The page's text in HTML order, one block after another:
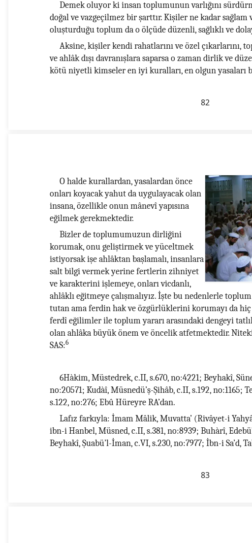
Demek oluyor ki insan toplumunun varlığını
doğal ve vazgeçilmez bir şarttır. Kişiler ne kadar sağlam
oluşturduğu toplum da o ölçüde düzenli, sağlıklı ve
Aksine, kişiler kendi rahatlarını ve özel çıkarlarını,
ve ahlâk dışı davranışlara saparsa o zaman dirlik ve
kötü niyetli kimseler en iyi kuralları, en olgun yasaları
82
O halde kurallardan, yasalardan önce
onları koyacak yahut da uygulayacak olan
insana, özellikle onun mânevî yapısına
eğilmek gerekmektedir.
Bizler de toplumumuzun dirliğini
korumak, onu geliştirmek ve yüceltmek
istiyorsak işe ahlâktan başlamalı, insanlara
salt bilgi vermek yerine fertlerin zihniyet
ve karakterini işlemeye, onları vicdanlı,
ahlâklı eğitmeye çalışmalıyız. İşte bu nedenlerle
tutan ama ferdin hak ve özgürlüklerini korumayı da
ferdî eğilimler ile toplum yararı arasındaki dengeyi
olan ahlâka büyük önem ve öncelik atfetmektedir.
SAS:6
6Hàkim, Müstedrek, c.II, s.670, no:4221; Beyhakî,
no:20571; Kudàî, Müsnedü’ş-Şihâb, c.II, s.192, no:1165;
s.122, no:276; Ebû Hüreyre RA’dan.
Lafız farkıyla: İmam Mâlik, Muvatta’ (Rivâyet-i
ibn-i Hanbel, Müsned, c.II, s.381, no:8939; Buhàrî,
Beyhakî, Şuabü’l-İman, c.VI, s.230, no:7977; İbn-i Sa’d,
83